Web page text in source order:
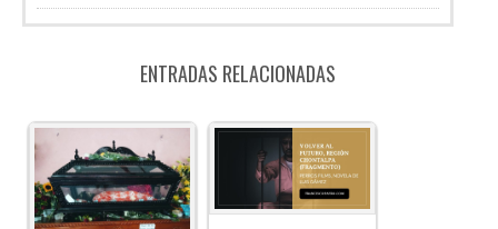
ENTRADAS RELACIONADAS